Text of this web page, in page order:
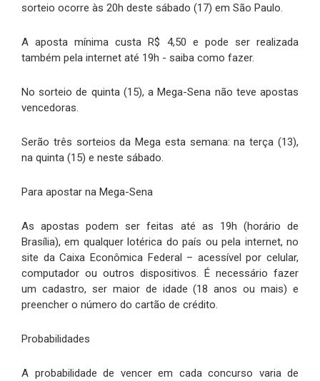
sorteio ocorre às 20h deste sábado (17) em São Paulo.
A aposta mínima custa R$ 4,50 e pode ser realizada
também pela internet até 19h - saiba como fazer.
No sorteio de quinta (15), a Mega-Sena não teve apostas
vencedoras.
Serão três sorteios da Mega esta semana: na terça (13),
na quinta (15) e neste sábado.
Para apostar na Mega-Sena
As apostas podem ser feitas até as 19h (horário de
Brasília), em qualquer lotérica do país ou pela internet, no
site da Caixa Econômica Federal – acessível por celular,
computador ou outros dispositivos. É necessário fazer
um cadastro, ser maior de idade (18 anos ou mais) e
preencher o número do cartão de crédito.
Probabilidades
A probabilidade de vencer em cada concurso varia de